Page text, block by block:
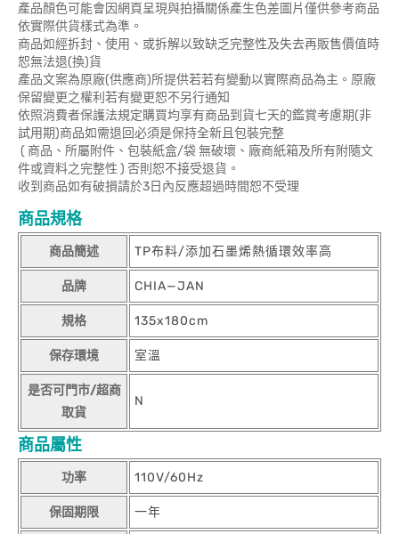
產品顏色可能會因網頁呈現與拍攝關係產生色差圖片僅供參考商品
依實際供貨樣式為準。
商品如經拆封、使用、或拆解以致缺乏完整性及失去再販售價值時
恕無法退(換)貨
產品文案為原廠(供應商)所提供若若有變動以實際商品為主。原廠
保留變更之權利若有變更恕不另行通知
依照消費者保護法規定購買均享有商品到貨七天的鑑賞考慮期(非
試用期)商品如需退回必須是保持全新且包裝完整
( 商品、所屬附件、包裝紙盒/袋 無破壞、廠商紙箱及所有附隨文
件或資料之完整性 ) 否則恕不接受退貨。
收到商品如有破損請於3日內反應超過時間恕不受理
商品規格
商品簡述 TP布料/添加石墨烯熱循環效率高
品牌 CHIA—JAN
規格 135x180cm
保存環境 室溫
是否可門市/超商
取貨
N
商品屬性
功率 110V/60Hz
保固期限 一年